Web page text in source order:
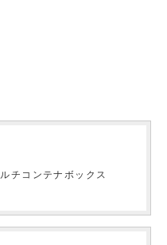
チコンテナボックス